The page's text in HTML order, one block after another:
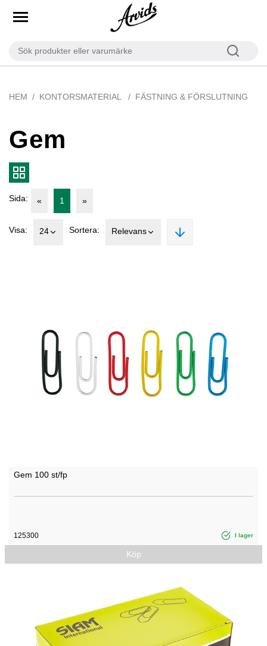
HEM KONTORSMATERIAL FÄSTNING & FÖRSLUTNING
Gem
Sida: « 1 »
Visa: 24 Sortera: Relevans
Gem 100 st/fp
125300 I lager
Köp